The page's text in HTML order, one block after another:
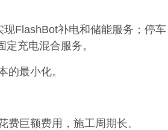
FlashBot补电和储能服务；停车
充电混合服务。
的最小化。
巨额费用，施工周期长。